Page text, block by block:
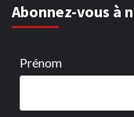
Abonnez-vous à
Prénom